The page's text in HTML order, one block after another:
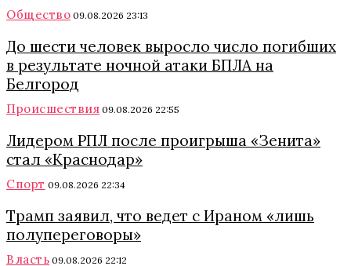
Общество 09.08.2026 23:13
До шести человек выросло число погибших
в результате ночной атаки БПЛА на
Белгород
Происшествия 09.08.2026 22:55
Лидером РПЛ после проигрыша «Зенита»
стал «Краснодар»
Спорт 09.08.2026 22:34
Трамп заявил, что ведет с Ираном «лишь
полупереговоры»
Власть 09.08.2026 22:12